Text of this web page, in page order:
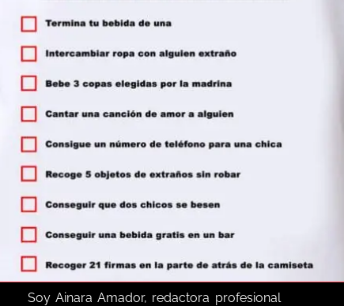
Soy Ainara Amador, redactora profesional